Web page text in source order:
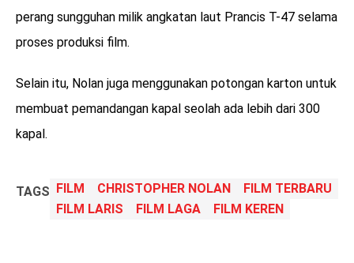
perang sungguhan milik angkatan laut Prancis T-47 selama
proses produksi film.
Selain itu, Nolan juga menggunakan potongan karton untuk
membuat pemandangan kapal seolah ada lebih dari 300
kapal.
TAGS FILM CHRISTOPHER NOLAN
FILM TERBARU
FILM LARIS
FILM LAGA FILM KEREN